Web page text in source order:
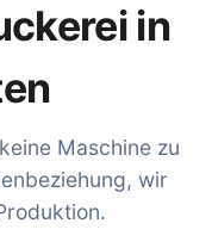
in
Maschine zu
wir